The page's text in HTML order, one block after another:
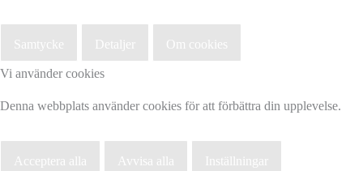
Samtycke Detaljer Om cookies
Vi använder cookies
Denna webbplats använder cookies för att förbättra din upplevelse.
Acceptera alla Avvisa alla Inställningar